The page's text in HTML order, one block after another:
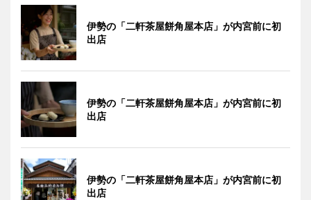
伊勢の「二軒茶屋餅角屋本店」が内宮前に初
出店
伊勢の「二軒茶屋餅角屋本店」が内宮前に初
出店
伊勢の「二軒茶屋餅角屋本店」が内宮前に初
出店